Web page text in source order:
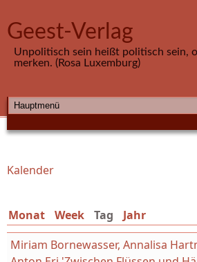
Geest-Verlag
Unpolitisch sein heißt politisch sein,
merken. (Rosa Luxemburg)
HAUPTMENÜ
Sie sind hier
Kalender
Monat Week Tag (aktiver Reiter)
Jahr
Miriam Bornewasser, Annalisa